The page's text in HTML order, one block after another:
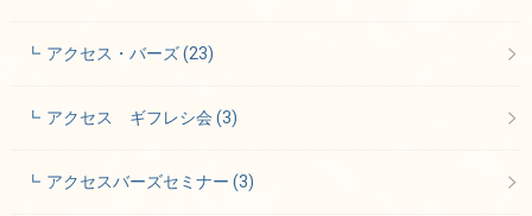
アクセス・バーズ(23)
アクセス ギフレシ会(3)
アクセスバーズセミナー(3)